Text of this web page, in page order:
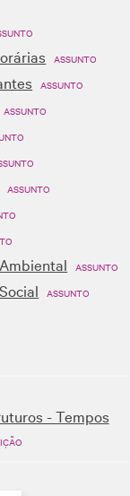
ASSUNTO
ASSUNTO
ASSUNTO
ASSUNTO
ASSUNTO
ASSUNTO
- Tempos